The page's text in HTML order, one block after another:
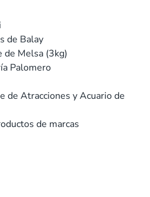
de Balay
de Melsa (3kg)
Palomero
de Atracciones y Acuario de
de marcas